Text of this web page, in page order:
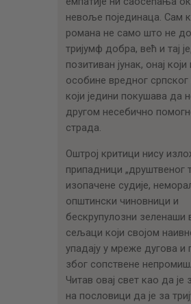
невоље појединаца. Сам
романа не само што не
тријумф добра, већ и тај
позитиван јунак, онај
особине вредног
који једини покушава да
другом несебично
страда.
Оштрој критици нису
припадници „друштвеног
изопачене судије,
општински чиновници и
бескрупулозни зеленаши
сељаци који својом
упадају у мреже дугова и
због сопствене
Читав овај свет као да је
на пословици да је за